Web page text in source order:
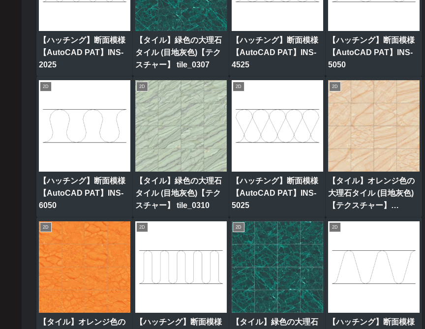
【ハッチング】断面模様
【AutoCAD PAT】INS-
2025
【タイル】緑色の大理石
タイル (目地灰色)【テク
スチャー】 tile_0307
【ハッチング】断面模様
【AutoCAD PAT】INS-
4525
【ハッチング】断面模様
【AutoCAD PAT】INS-
5050
2D
【ハッチング】断面模様
【AutoCAD PAT】INS-
6050
2D
【タイル】緑色の大理石
タイル (目地灰色)【テク
スチャー】 tile_0310
2D
【ハッチング】断面模様
【AutoCAD PAT】INS-
5025
2D
【タイル】オレンジ色の
大理石タイル (目地灰色)
【テクスチャー】
2D
【タイル】オレンジ色の
2D
【ハッチング】断面模様
2D
【タイル】緑色の大理石
2D
【ハッチング】断面模様